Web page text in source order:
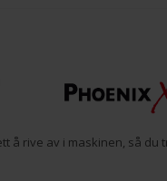
å rive av i maskinen, så du